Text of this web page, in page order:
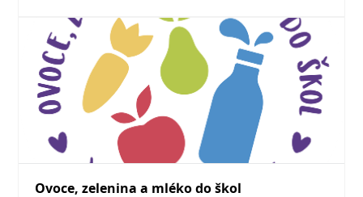
Ovoce, zelenina a mléko do škol